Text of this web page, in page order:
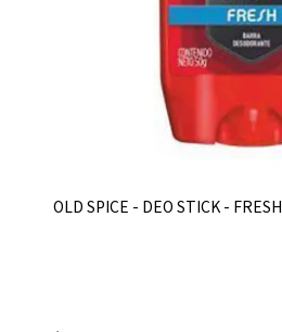
OLD SPICE - DEO STICK - FRESH